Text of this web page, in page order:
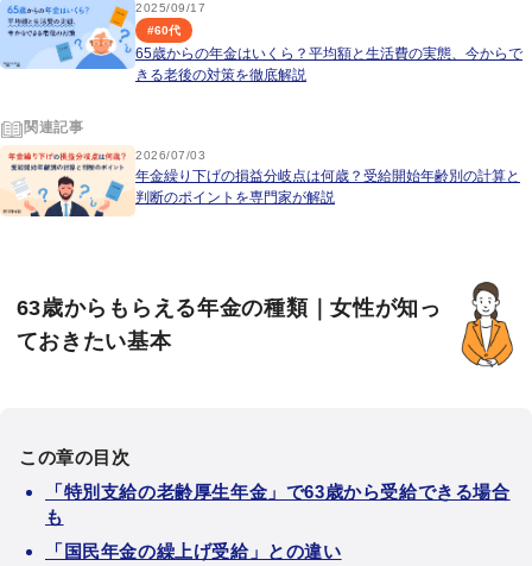
2025/09/17
#60代
65歳からの年金はいくら？平均額と生活費の実態、今からで
きる老後の対策を徹底解説
関連記事
2026/07/03
年金繰り下げの損益分岐点は何歳？受給開始年齢別の計算と
判断のポイントを専門家が解説
63歳からもらえる年金の種類｜女性が知っ
ておきたい基本
この章の目次
「特別支給の老齢厚生年金」で63歳から受給できる場合
も
「国民年金の繰上げ受給」との違い